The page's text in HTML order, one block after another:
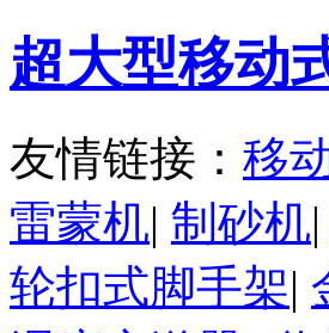
超大型移动
友情链接： 移
雷蒙机| 制砂机|
轮扣式脚手架|